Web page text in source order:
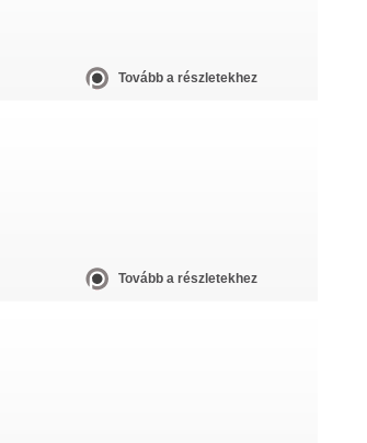
Tovább a részletekhez
Tovább a részletekhez